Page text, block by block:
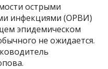
острыми
инфекциями (ОРВИ)
эпидемическом
не ожидается.